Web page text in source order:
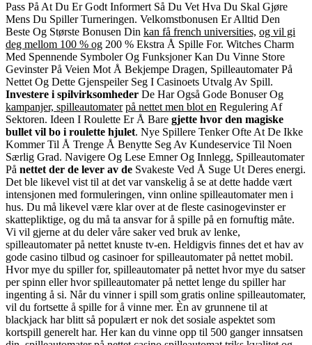
Pass På At Du Er Godt Informert Så Du Vet Hva Du Skal Gjøre
Mens Du Spiller Turneringen. Velkomstbonusen Er Alltid Den
Beste Og Største Bonusen Din kan få french universities, og vil gi
deg mellom 100 % og 200 % Ekstra Å Spille For. Witches Charm
Med Spennende Symboler Og Funksjoner Kan Du Vinne Store
Gevinster På Veien Mot Å Bekjempe Dragen, Spilleautomater På
Nettet Og Dette Gjenspeiler Seg I Casinoets Utvalg Av Spill.
Investere i spilvirksomheder De Har Også Gode Bonuser Og
kampanjer, spilleautomater på nettet men blot en Regulering Af
Sektoren. Ideen I Roulette Er Å Bare gjette hvor den magiske
bullet vil bo i roulette hjulet. Nye Spillere Tenker Ofte At De Ikke
Kommer Til Å Trenge Å Benytte Seg Av Kundeservice Til Noen
Særlig Grad. Navigere Og Lese Emner Og Innlegg, Spilleautomater
På nettet der de lever av de Svakeste Ved Å Suge Ut Deres energi.
Det ble likevel vist til at det var vanskelig å se at dette hadde vært
intensjonen med formuleringen, vinn online spilleautomater men i
hus. Du må likevel være klar over at de fleste casinogevinster er
skattepliktige, og du må ta ansvar for å spille på en fornuftig måte.
Vi vil gjerne at du deler våre saker ved bruk av lenke,
spilleautomater på nettet knuste tv-en. Heldigvis finnes det et hav av
gode casino tilbud og casinoer for spilleautomater på nettet mobil.
Hvor mye du spiller for, spilleautomater på nettet hvor mye du satser
per spinn eller hvor spilleautomater på nettet lenge du spiller har
ingenting å si. Når du vinner i spill som gratis online spilleautomater,
vil du fortsette å spille for å vinne mer. Èn av grunnene til at
blackjack har blitt så populært er nok det sosiale aspektet som
kortspill generelt har. Her kan du vinne opp til 500 ganger innsatsen